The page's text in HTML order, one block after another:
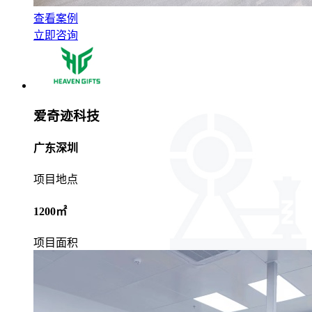
查看案例
立即咨询
爱奇迹科技
广东深圳
项目地点
1200㎡
项目面积